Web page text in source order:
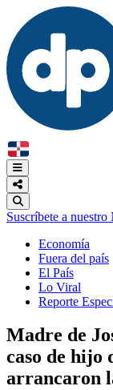
Suscríbete a nuestro
Economía
Fuera del país
El País
Lo Viral
Reporte
Madre de
caso de hijo
arrancaron